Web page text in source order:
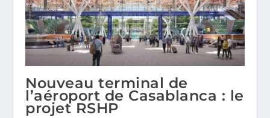
Nouveau terminal de
l’aéroport de Casablanca : le
projet RSHP